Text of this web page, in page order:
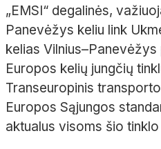
„EMSI“ degalinės,
Panevėžys keliu link
kelias
Europos kelių jungčių
Transeuropinis
Europos Sąjungos
aktualus visoms šio